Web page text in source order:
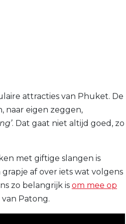
attracties van Phuket. De
naar eigen zeggen,
. Dat gaat niet altijd goed, zo
met giftige slangen is
af over iets wat volgens
zo belangrijk is om mee op
Patong.